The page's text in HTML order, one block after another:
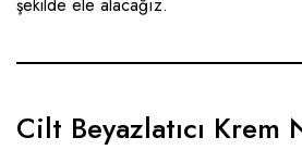
Cilt Beyazlatıcı Krem